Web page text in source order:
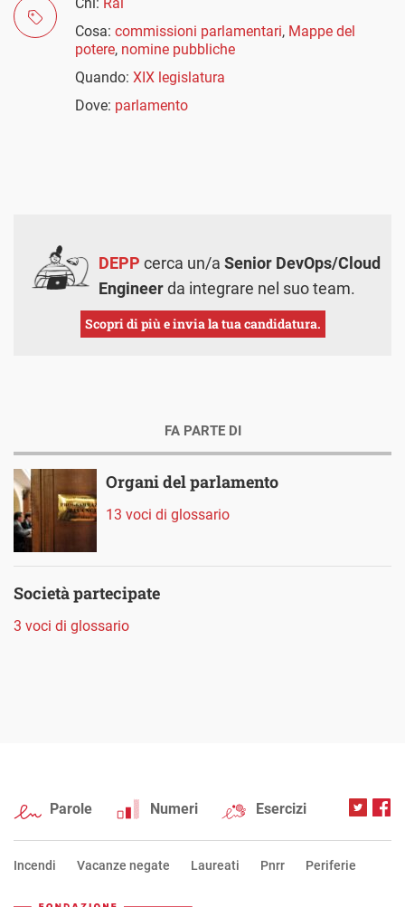
Cosa: commissioni parlamentari, Mappe del
potere, nomine pubbliche
Quando: XIX legislatura
Dove: parlamento
DEPP cerca un/a Senior DevOps/Cloud
Engineerda integrare nel suo team.
Scopri di più e invia la tua candidatura.
FA PARTE DI
Organi del parlamento
13 voci di glossario
Società partecipate
3 voci di glossario
Parole Numeri Esercizi
Incendi Vacanze negate Laureati Pnrr Periferie